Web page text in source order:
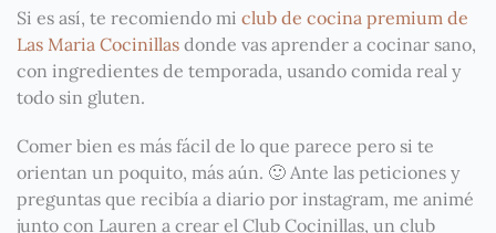
Si es así, te recomiendo mi club de cocina premium de
Las Maria Cocinillas donde vas aprender a cocinar sano,
con ingredientes de temporada, usando comida real y
todo sin gluten.
Comer bien es más fácil de lo que parece pero si te
orientan un poquito, más aún. 🙂 Ante las peticiones y
preguntas que recibía a diario por instagram, me animé
junto con Lauren a crear el Club Cocinillas, un club